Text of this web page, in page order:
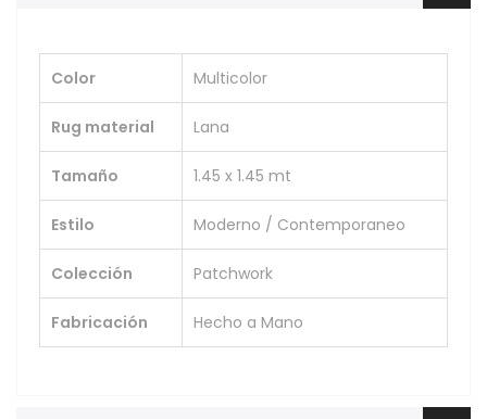
Color Multicolor
Rug material Lana
Tamaño 1.45 x 1.45 mt
Estilo Moderno / Contemporaneo
Colección Patchwork
Fabricación Hecho a Mano